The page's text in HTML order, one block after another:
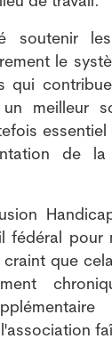
soutenir
le
qui
meilleur
essentiel
de
fédéral pour
que